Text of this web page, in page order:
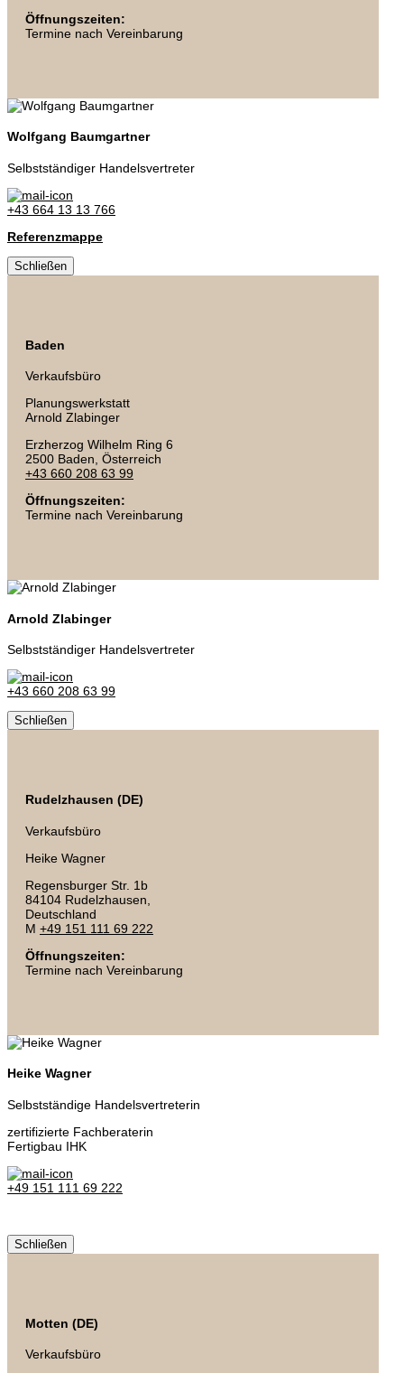
Öffnungszeiten:
Termine nach Vereinbarung
Wolfgang Baumgartner
Selbstständiger Handelsvertreter
+43 664 13 13 766
Referenzmappe
Schließen
Baden
Verkaufsbüro
Planungswerkstatt
Arnold Zlabinger
Erzherzog Wilhelm Ring 6
2500 Baden, Österreich
+43 660 208 63 99
Öffnungszeiten:
Termine nach Vereinbarung
Arnold Zlabinger
Selbstständiger Handelsvertreter
+43 660 208 63 99
Schließen
Rudelzhausen (DE)
Verkaufsbüro
Heike Wagner
Regensburger Str. 1b
84104 Rudelzhausen,
Deutschland
M +49 151 111 69 222
Öffnungszeiten:
Termine nach Vereinbarung
Heike Wagner
Selbstständige Handelsvertreterin
zertifizierte Fachberaterin
Fertigbau IHK
+49 151 111 69 222
Schließen
Motten (DE)
Verkaufsbüro